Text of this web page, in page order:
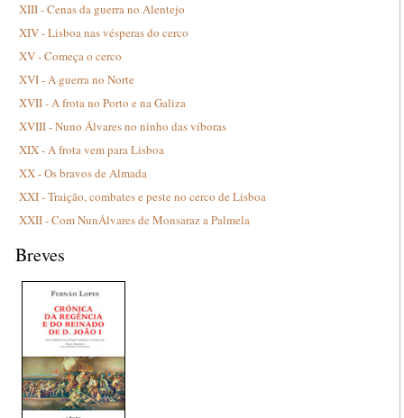
XIII - Cenas da guerra no Alentejo
XIV - Lisboa nas vésperas do cerco
XV - Começa o cerco
XVI - A guerra no Norte
XVII - A frota no Porto e na Galiza
XVIII - Nuno Álvares no ninho das víboras
XIX - A frota vem para Lisboa
XX - Os bravos de Almada
XXI - Traição, combates e peste no cerco de Lisboa
XXII - Com NunÁlvares de Monsaraz a Palmela
Breves